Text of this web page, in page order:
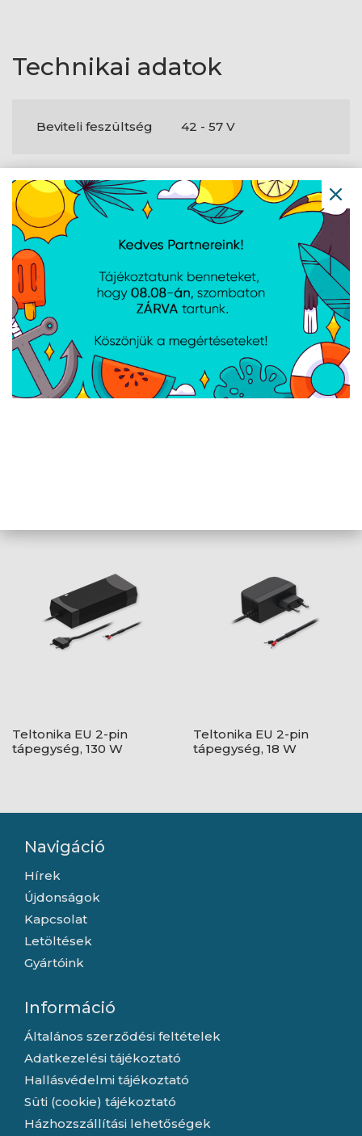
Technikai adatok
Beviteli feszültség 42 - 57 V
A weboldalon esetlegesen előforduló elektronikus feltöltési,
technikai hibákért felelősséget nem vállalunk.
AJÁNLATUNKBÓL
Teltonika EU 2-pin
tápegység, 130 W
Teltonika EU 2-pin
tápegység, 18 W
Navigáció
Hírek
Újdonságok
Kapcsolat
Letöltések
Gyártóink
Információ
Általános szerződési feltételek
Adatkezelési tájékoztató
Hallásvédelmi tájékoztató
Süti (cookie) tájékoztató
Házhozszállítási lehetőségek